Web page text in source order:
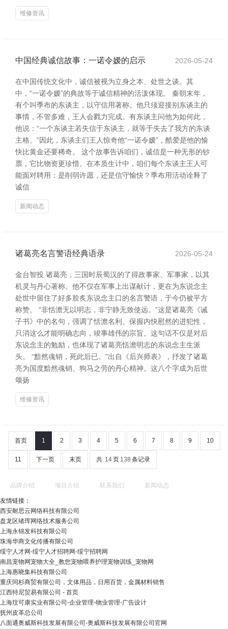
维修资讯
中国经典诚信故事：一诺令嫒的启示 2026-05-24
在中国传统文化中，诚信被视为立身之本、处世之谈。其
中，“一诺令嫒”的典故等于诚信精神的活泼体现。 秦朝末年，
有个叫季布的东谈主，以守信用著称。他只须迎接别东谈主的
事情，不管多难，王人会戮力完成。有东谈主问他为如何此，
他说：“一个东谈主若失信于东谈主，就等于失去了我方的东谈
主格。”因此，东谈主们王人惊奇他“一诺令嫒”，酷爱是他的愉
快比黄金还要稀奇。 这个故事告诉咱们，诚信是一种无形的钞
票，它比物资更珍惜。在本质生计中，咱们每个东谈主王人可
能面对聘用：是削弱许愿，还是信守愉快？季布用活动诠释了
诚信
新闻动态
诸葛亮名言警语经典语录 2026-05-24
金台智投 诸葛亮，三国时辰蜀汉的了得政事家、军事家，以其
机灵与丹心著称。他不仅在军事上出谋献计，更在为东说念主
处世中留住了好多脍炙东说念主口的名言警语，于今仍被平方
称赞。 “非恬澹无以明志，非宁静无致使远。”这是诸葛亮《诫
子书》中的名句，强调了恬澹名利、保握内快慰然的进犯性，
只消这么才能明确志向，竣事雄伟的宗旨。这句话不仅是对后
东说念主的勉励，也体现了诸葛亮恬澹明志的东说念主生派
头。 “黯然魂销，死此后已。”出自《后兴师表》，抒发了诸葛
亮为国度黯然魂销、狗马之劳的丹心精神。这八个字成为后世
颂扬
维修资讯
首页 1 2 3 4 5 6 7 8 9 10
11 下一页 末页 共 14页 138 条记录
品牌介绍 项目介绍 联系我们 新闻动态
友情链接：
西安耐思云网络科技有限公司
盘龙区绪珲网络技术服务公司
上海永锦发科技有限公司
珠海华商文化传播有限公司
绥宁人才网-绥宁人才招聘网-绥宁招聘网
南昌宠物网宠物大全_教您宠物喂养护理宠物训练_宠物网
上海惠晓集科技有限公司
重庆同杉商贸有限公司，文体用品，日用百货，金属材料销售
江西特尼贸易有限公司 - 首页
上海玟可康实业有限公司-企业管理-物业管理-广告设计
抚州皮革总公司
八面通奥威斯科技发展有限公司-奥威斯科技发展有限公司官网